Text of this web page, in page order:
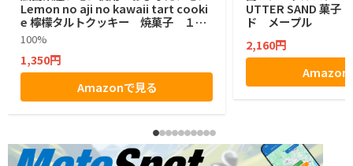
Lemon no aji no kawaii tart cooki
e 檸檬タルトクッキー 焼菓子 １２
個
100%
1,350円
Amazonで見る
UTTER SAND 菓
ド メープル
2,160円
Amazon